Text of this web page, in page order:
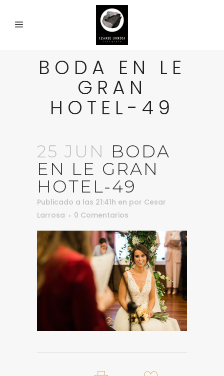
BODA EN LE
GRAN
HOTEL-49
25 JUN BODA
EN LE GRAN
HOTEL-49
Publicado a las 21:41h en por Cesar
Larrosa
0 Comentarios